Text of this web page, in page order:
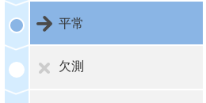
平常
欠測